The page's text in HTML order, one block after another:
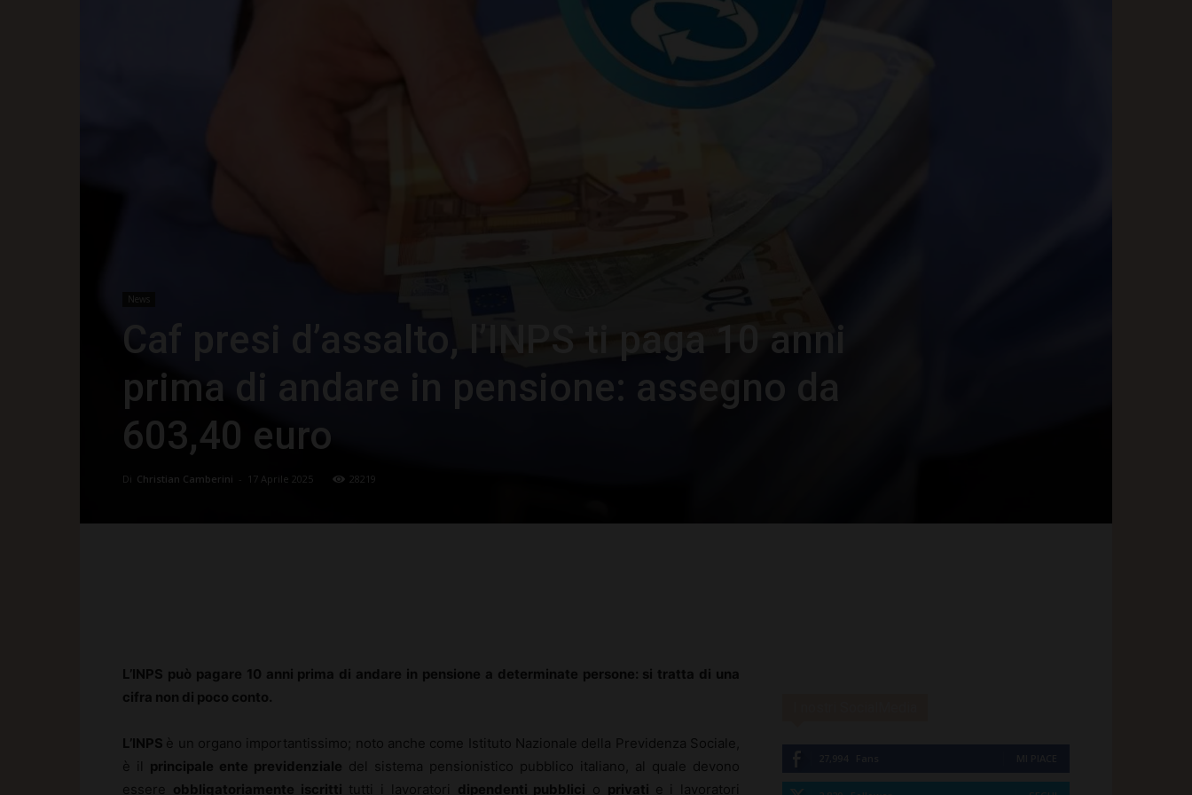
–
News
Caf presi d’assalto, l’INPS ti paga 10 anni
prima di andare in pensione: assegno da
603,40 euro
Di Christian Camberini 17 Aprile 2025 28219
L’INPS può pagare 10 anni prima di andare in pensione a determinate persone: si tratta di una
cifra non di poco conto.
L’INPS è un organo importantissimo; noto anche come Istituto Nazionale della Previdenza Sociale,
è il principale ente previdenziale del sistema pensionistico pubblico italiano, al quale devono
essere obbligatoriamente iscritti tutti i lavoratori dipendenti pubblici o privati e i lavoratori